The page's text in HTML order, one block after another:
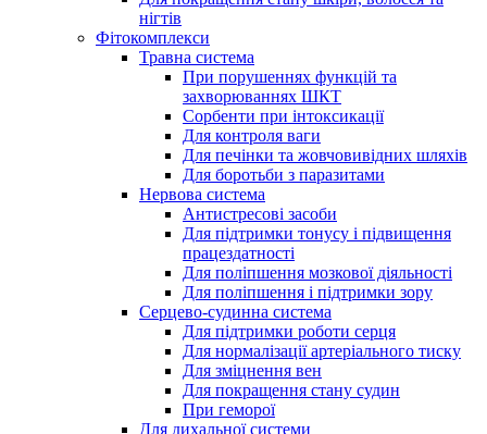
нігтів
Фітокомплекси
Травна система
При порушеннях функцій та
захворюваннях ШКТ
Сорбенти при інтоксикації
Для контроля ваги
Для печінки та жовчовивідних шляхів
Для боротьби з паразитами
Нервова система
Антистресові засоби
Для підтримки тонусу і підвищення
працездатності
Для поліпшення мозкової діяльності
Для поліпшення і підтримки зору
Серцево-судинна система
Для підтримки роботи серця
Для нормалізації артеріального тиску
Для зміцнення вен
Для покращення стану судин
При геморої
Для дихальної системи